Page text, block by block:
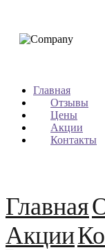
Главная
Отзывы
Цены
Акции
Контакты
Главная
Акции